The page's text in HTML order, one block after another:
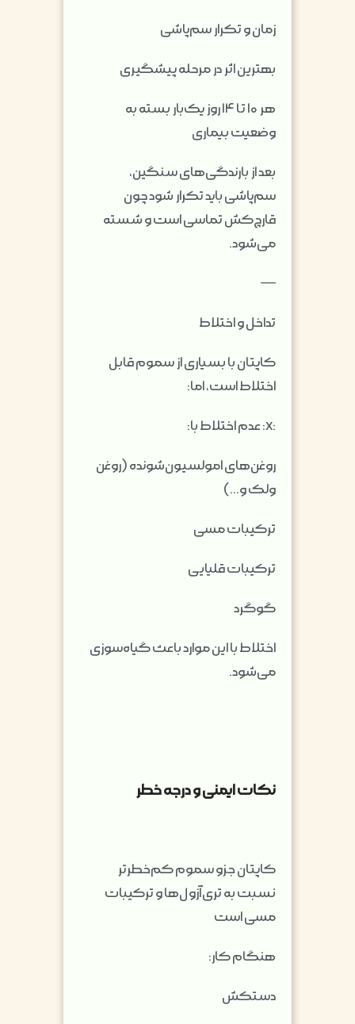
زمان و تکرار سم‌پاشی
بهترین اثر در مرحله پیشگیری
هر ۱۰ تا ۱۴ روز یک‌بار بسته به
وضعیت بیماری
بعد از بارندگی‌های سنگین،
سم‌پاشی باید تکرار شود چون
قارچ‌کش تماسی است و شسته
می‌شود.
—
تداخل و اختلاط
کاپتان با بسیاری از سموم قابل
اختلاط است، اما:
:x: عدم اختلاط با:
روغن‌های امولسیون‌شونده (روغن
ولک و…)
ترکیبات مسی
ترکیبات قلیایی
گوگرد
اختلاط با این موارد باعث گیاه‌سوزی
می‌شود.
نکات ایمنی و درجه خطر
کاپتان جزو سموم کم‌خطرتر
نسبت به تری‌آزول‌ها و ترکیبات
مسی است
هنگام کار:
دستکش